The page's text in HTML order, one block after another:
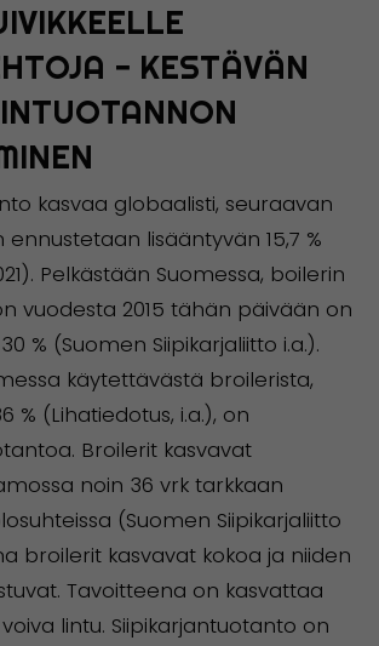
− KESTÄVÄN
kasvaa globaalisti, seuraavan
ennustetaan lisääntyvän 15,7 %
Pelkästään Suomessa, boilerin
vuodesta 2015 tähän päivään on
% (Suomen Siipikarjaliitto i.a.).
käytettävästä broilerista,
% (Lihatiedotus, i.a.), on
Broilerit kasvavat
noin 36 vrk tarkkaan
(Suomen Siipikarjaliitto
broilerit kasvavat kokoa ja niiden
Tavoitteena on kasvattaa
lintu. Siipikarjantuotanto on